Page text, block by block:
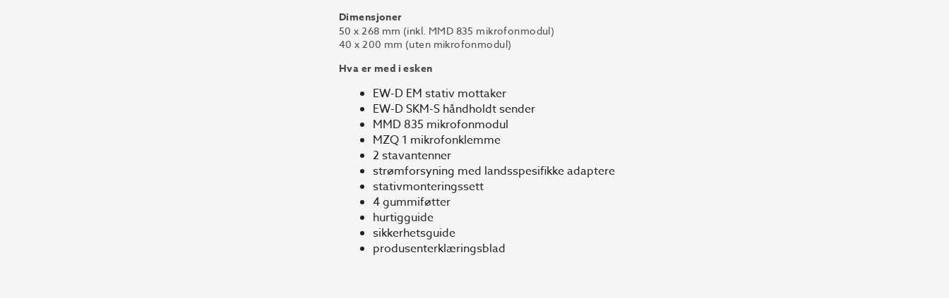
Dimensjoner
50 x 268 mm (inkl. MMD 835 mikrofonmodul)
40 x 200 mm (uten mikrofonmodul)
Hva er med i esken
EW-D EM stativ mottaker
EW-D SKM-S håndholdt sender
MMD 835 mikrofonmodul
MZQ 1 mikrofonklemme
2 stavantenner
strømforsyning med landsspesifikke adaptere
stativmonteringssett
4 gummiføtter
hurtigguide
sikkerhetsguide
produsenterklæringsblad